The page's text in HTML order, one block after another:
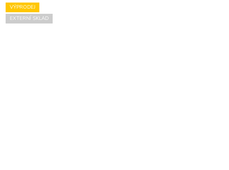
VÝPRODEJ
EXTERNÍ SKLAD